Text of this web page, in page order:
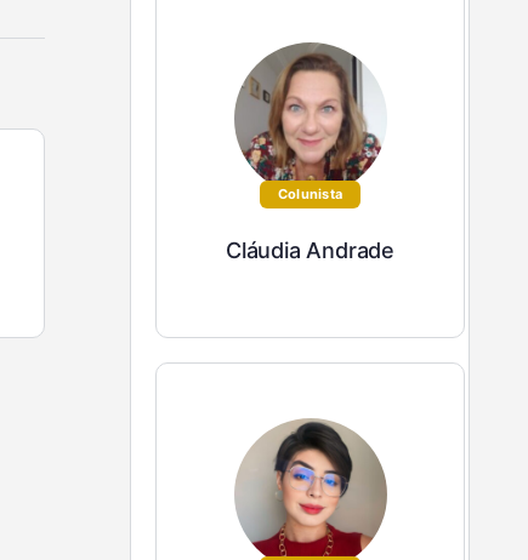
Colunista
Cláudia Andrade